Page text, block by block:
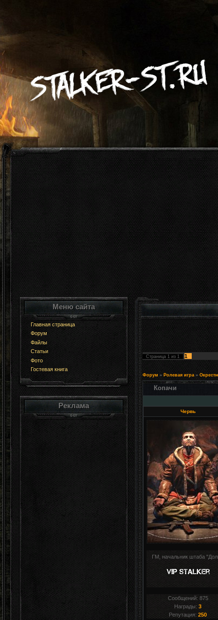
Меню сайта
Главная страница
Форум
Файлы
Статьи
Фото
Гостевая книга
Реклама
Страница 1 из 1 1
Форум » Ролевая игра »
Копачи
Червь
ГМ, начальник штаба
Сообщений: 875
Награды:3
Репутация:250